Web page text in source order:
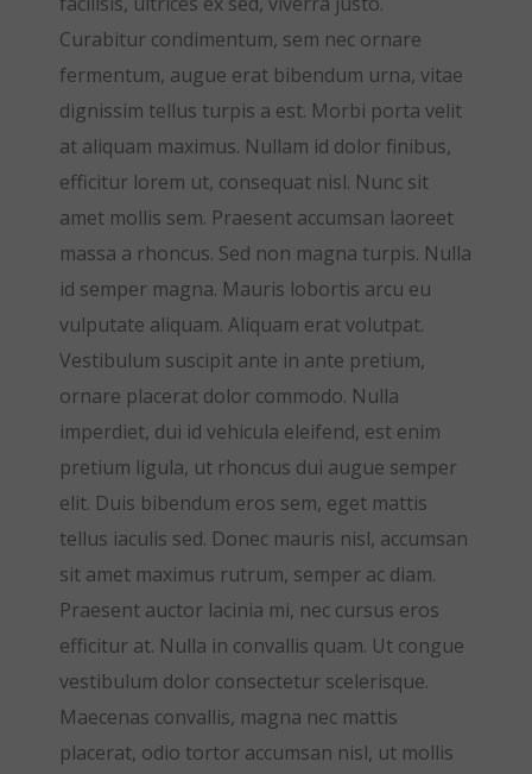
Curabitur condimentum, sem nec ornare
fermentum, augue erat bibendum urna, vitae
dignissim tellus turpis a est. Morbi porta velit
at aliquam maximus. Nullam id dolor finibus,
efficitur lorem ut, consequat nisl. Nunc sit
amet mollis sem. Praesent accumsan laoreet
massa a rhoncus. Sed non magna turpis. Nulla
id semper magna. Mauris lobortis arcu eu
vulputate aliquam. Aliquam erat volutpat.
Vestibulum suscipit ante in ante pretium,
ornare placerat dolor commodo. Nulla
imperdiet, dui id vehicula eleifend, est enim
pretium ligula, ut rhoncus dui augue semper
elit. Duis bibendum eros sem, eget mattis
tellus iaculis sed. Donec mauris nisl, accumsan
sit amet maximus rutrum, semper ac diam.
Praesent auctor lacinia mi, nec cursus eros
efficitur at. Nulla in convallis quam. Ut congue
vestibulum dolor consectetur scelerisque.
Maecenas convallis, magna nec mattis
placerat, odio tortor accumsan nisl, ut mollis